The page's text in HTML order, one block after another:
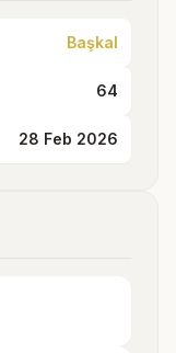
Başkal
64
28 Feb 2026